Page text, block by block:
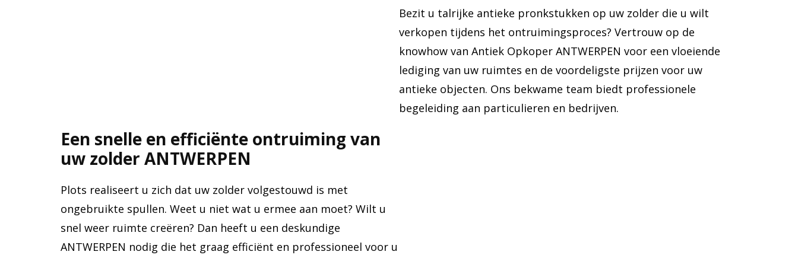
Bezit u talrijke antieke pronkstukken op uw zolder die u wilt
verkopen tijdens het ontruimingsproces? Vertrouw op de
knowhow van Antiek Opkoper ANTWERPEN voor een vloeiende
lediging van uw ruimtes en de voordeligste prijzen voor uw
antieke objecten. Ons bekwame team biedt professionele
begeleiding aan particulieren en bedrijven.
Een snelle en efficiënte ontruiming van
uw zolder ANTWERPEN
Plots realiseert u zich dat uw zolder volgestouwd is met
ongebruikte spullen. Weet u niet wat u ermee aan moet? Wilt u
snel weer ruimte creëren? Dan heeft u een deskundige
ANTWERPEN nodig die het graag efficiënt en professioneel voor u